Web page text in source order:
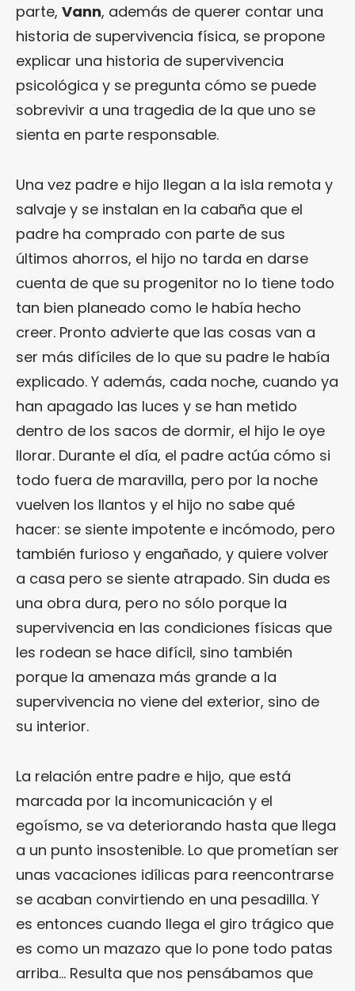
parte, Vann, además de querer contar una
historia de supervivencia física, se propone
explicar una historia de supervivencia
psicológica y se pregunta cómo se puede
sobrevivir a una tragedia de la que uno se
sienta en parte responsable.
Una vez padre e hijo llegan a la isla remota y
salvaje y se instalan en la cabaña que el
padre ha comprado con parte de sus
últimos ahorros, el hijo no tarda en darse
cuenta de que su progenitor no lo tiene todo
tan bien planeado como le había hecho
creer. Pronto advierte que las cosas van a
ser más difíciles de lo que su padre le había
explicado. Y además, cada noche, cuando ya
han apagado las luces y se han metido
dentro de los sacos de dormir, el hijo le oye
llorar. Durante el día, el padre actúa cómo si
todo fuera de maravilla, pero por la noche
vuelven los llantos y el hijo no sabe qué
hacer: se siente impotente e incómodo, pero
también furioso y engañado, y quiere volver
a casa pero se siente atrapado. Sin duda es
una obra dura, pero no sólo porque la
supervivencia en las condiciones físicas que
les rodean se hace difícil, sino también
porque la amenaza más grande a la
supervivencia no viene del exterior, sino de
su interior.
La relación entre padre e hijo, que está
marcada por la incomunicación y el
egoísmo, se va deteriorando hasta que llega
a un punto insostenible. Lo que prometían ser
unas vacaciones idílicas para reencontrarse
se acaban convirtiendo en una pesadilla. Y
es entonces cuando llega el giro trágico que
es como un mazazo que lo pone todo patas
arriba… Resulta que nos pensábamos que